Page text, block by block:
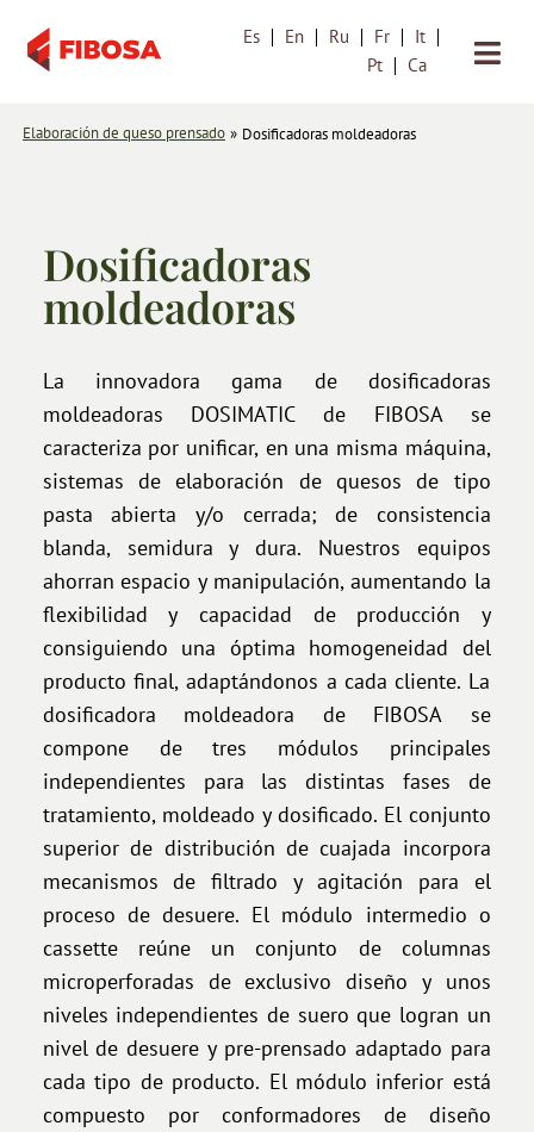
Saltar
contenido
Es En Ru Fr
It
Pt
Ca
Elaboración de queso prensado » Dosificadoras moldeadoras
Dosificadoras
moldeadoras
La innovadora gama de dosificadoras
moldeadoras DOSIMATIC de FIBOSA se
caracteriza por unificar, en una misma máquina,
sistemas de elaboración de quesos de tipo
pasta abierta y/o cerrada; de consistencia
blanda, semidura y dura. Nuestros equipos
ahorran espacio y manipulación, aumentando la
flexibilidad y capacidad de producción y
consiguiendo una óptima homogeneidad del
producto final, adaptándonos a cada cliente. La
dosificadora moldeadora de FIBOSA se
compone de tres módulos principales
independientes para las distintas fases de
tratamiento, moldeado y dosificado. El conjunto
superior de distribución de cuajada incorpora
mecanismos de filtrado y agitación para el
proceso de desuere. El módulo intermedio o
cassette reúne un conjunto de columnas
microperforadas de exclusivo diseño y unos
niveles independientes de suero que logran un
nivel de desuere y pre-prensado adaptado para
cada tipo de producto. El módulo inferior está
compuesto por conformadores de diseño